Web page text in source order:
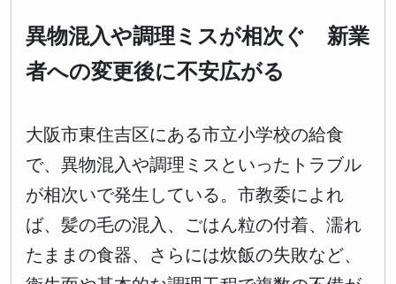
異物混入や調理ミスが相次ぐ 新業
者への変更後に不安広がる
大阪市東住吉区にある市立小学校の給食
で、異物混入や調理ミスといったトラブル
が相次いで発生している。市教委によれ
ば、髪の毛の混入、ごはん粒の付着、濡れ
たままの食器、さらには炊飯の失敗など、